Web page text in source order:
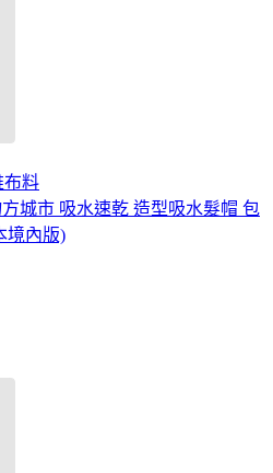
布料
城市 吸水速乾 造型吸水髮帽 包
境內版)